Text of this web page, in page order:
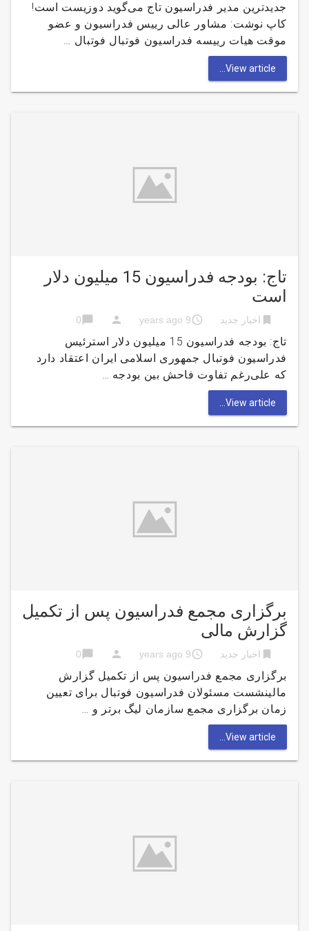
جدیدترین مدیر فدراسیون تاج می‌گوید دوزیست است!
کاپ نوشت: مشاور عالی رییس فدراسیون و عضو
موقت هیات رییسه فدراسیون فوتبال فوتبال …
View article...
تاج: بودجه فدراسیون 15 میلیون دلار
است
bookmark اخبار جدید access_time
9 years ago
person
chat_bubble
0
تاج: بودجه فدراسیون 15 میلیون دلار استرئیس
فدراسیون فوتبال جمهوری اسلامی ایران اعتقاد دارد
که علی‌رغم تفاوت فاحش بین بودجه …
View article...
برگزاری مجمع فدراسیون پس از تکمیل
گزارش مالی
bookmark اخبار جدید access_time
9 years ago
person
chat_bubble
0
برگزاری مجمع فدراسیون پس از تکمیل گزارش
مالینشست مسئولان فدراسیون فوتبال برای تعیین
زمان برگزاری مجمع سازمان لیگ برتر و …
View article...